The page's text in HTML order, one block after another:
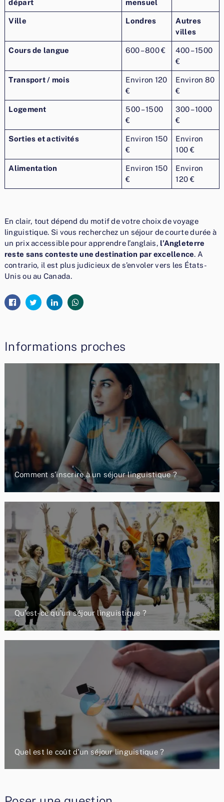
départ
mensuel
Ville Londres
Autres
villes
Cours de langue 600 – 800 €
400 – 1500
€
Transport / mois
Environ 120
€
Environ 80
€
Logement
500 – 1500
€
300 – 1000
€
Sorties et activités
Environ 150
€
Environ
100 €
Alimentation
Environ 150
€
Environ
120 €
En clair, tout dépend du motif de votre choix de voyage
linguistique. Si vous recherchez un séjour de courte durée à
un prix accessible pour apprendre l’anglais, l’Angleterre
reste sans conteste une destination par excellence. A
contrario, il est plus judicieux de s’envoler vers les États-
Unis ou au Canada.
Informations proches
Comment s’inscrire à un séjour linguistique ?
Qu’est-ce qu’un séjour linguistique ?
Quel est le coût d’un séjour linguistique ?